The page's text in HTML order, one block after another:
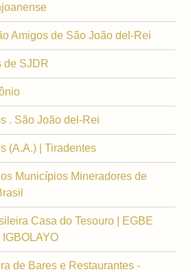
Amigos de São João del-Rei
de SJDR
. São João del-Rei
(A.A.) | Tiradentes
Municípios Mineradores de
Casa do Tesouro | EGBE
IGBOLAYO
de Bares e Restaurantes -